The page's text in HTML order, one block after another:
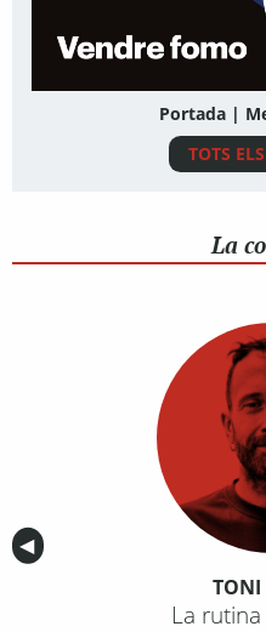
Portada |
TOTS
La
Anterior
◀︎
TONI
La